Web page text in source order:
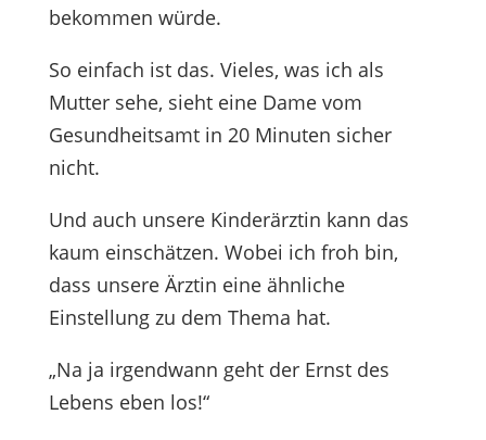
bekommen würde.
So einfach ist das. Vieles, was ich als
Mutter sehe, sieht eine Dame vom
Gesundheitsamt in 20 Minuten sicher
nicht.
Und auch unsere Kinderärztin kann das
kaum einschätzen. Wobei ich froh bin,
dass unsere Ärztin eine ähnliche
Einstellung zu dem Thema hat.
„Na ja irgendwann geht der Ernst des
Lebens eben los!“